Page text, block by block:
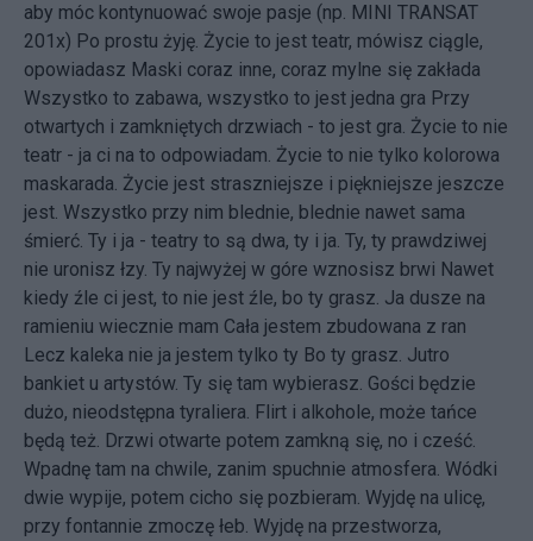
aby móc kontynuować swoje pasje (np. MINI TRANSAT
201x) Po prostu żyję. Życie to jest teatr, mówisz ciągle,
opowiadasz Maski coraz inne, coraz mylne się zakłada
Wszystko to zabawa, wszystko to jest jedna gra Przy
otwartych i zamkniętych drzwiach - to jest gra. Życie to nie
teatr - ja ci na to odpowiadam. Życie to nie tylko kolorowa
maskarada. Życie jest straszniejsze i piękniejsze jeszcze
jest. Wszystko przy nim blednie, blednie nawet sama
śmierć. Ty i ja - teatry to są dwa, ty i ja. Ty, ty prawdziwej
nie uronisz łzy. Ty najwyżej w góre wznosisz brwi Nawet
kiedy źle ci jest, to nie jest źle, bo ty grasz. Ja dusze na
ramieniu wiecznie mam Cała jestem zbudowana z ran
Lecz kaleka nie ja jestem tylko ty Bo ty grasz. Jutro
bankiet u artystów. Ty się tam wybierasz. Gości będzie
dużo, nieodstępna tyraliera. Flirt i alkohole, może tańce
będą też. Drzwi otwarte potem zamkną się, no i cześć.
Wpadnę tam na chwile, zanim spuchnie atmosfera. Wódki
dwie wypije, potem cicho się pozbieram. Wyjdę na ulicę,
przy fontannie zmoczę łeb. Wyjdę na przestworza,